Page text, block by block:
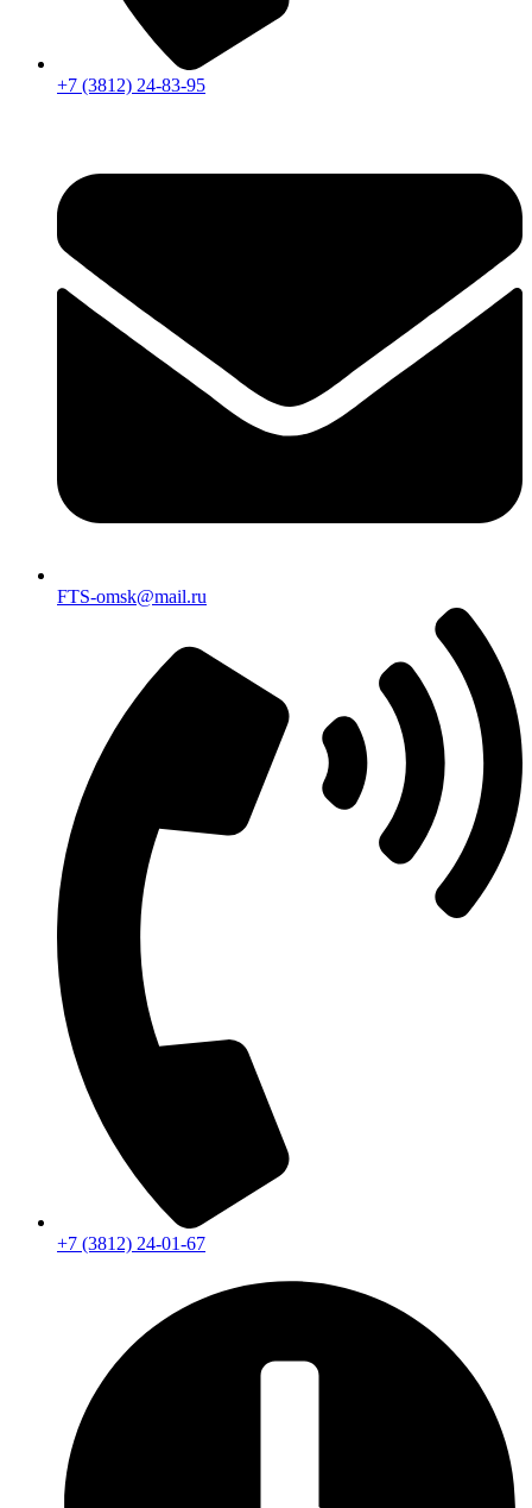
+7 (3812) 24-83-95
FTS-omsk@mail.ru
+7 (3812) 24-01-67